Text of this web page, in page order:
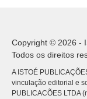
Copyright © 2026 -
Todos os direitos
A ISTOÉ
vinculação editorial e
PUBLICACÕES LTDA